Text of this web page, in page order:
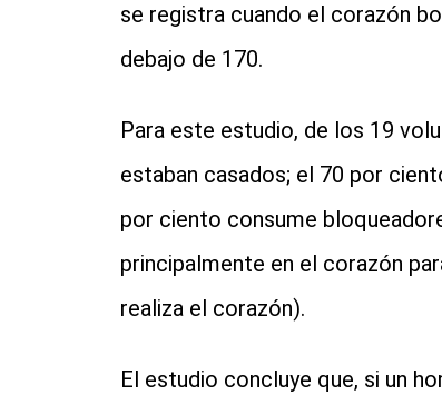
se registra cuando el corazón
debajo de 170.
Para este estudio, de los 19
estaban casados; el 70 por
por ciento consume
principalmente en el corazón
realiza el corazón).
El estudio concluye que, si un